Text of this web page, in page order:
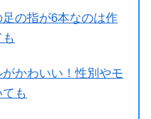
足の指が6本なのは作
かわいい！性別やモ
も